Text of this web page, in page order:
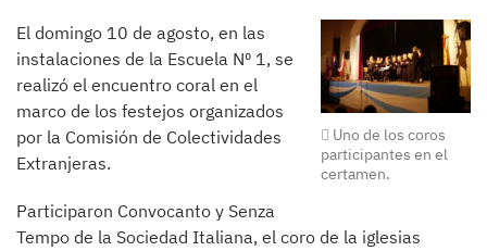
Uno de los coros
participantes en el
certamen.
El domingo 10 de agosto, en las
instalaciones de la Escuela Nº 1, se
realizó el encuentro coral en el
marco de los festejos organizados
por la Comisión de Colectividades
Extranjeras.
Participaron Convocanto y Senza
Tempo de la Sociedad Italiana, el coro de la iglesias